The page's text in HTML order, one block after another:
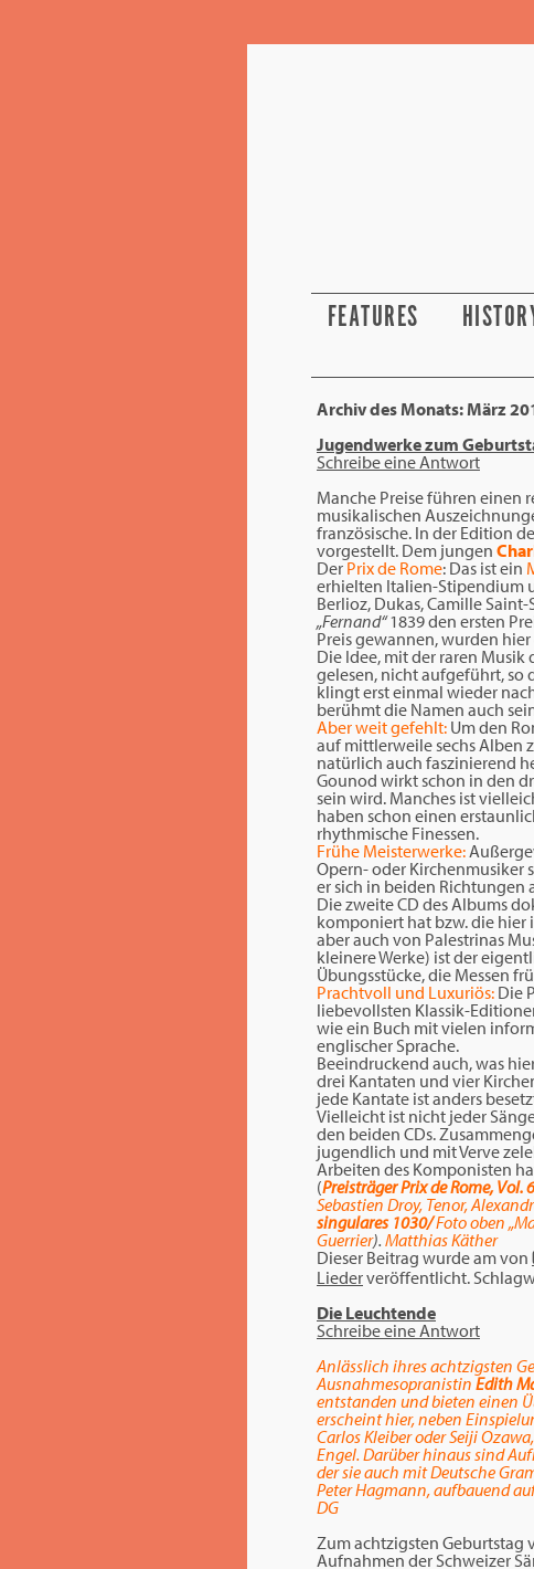
FEATURES
Archiv des Monats:März
Jugendwerke zum
Schreibe eine Antwort
Manche Preise führen einen
musikalischen
französische. In der Edition
vorgestellt. Dem jungen
Der Prix de Rome: Das ist ein
erhielten Italien-Stipendium
Berlioz, Dukas, Camille
„Fernand“1839 den ersten
Preis gewannen, wurden
Die Idee, mit der raren
gelesen, nicht aufgeführt, so
klingt erst einmal wieder
berühmt die Namen auch
Aber weit gefehlt: Um den
auf mittlerweile sechs Alben
natürlich auch faszinierend
Gounod wirkt schon in den
sein wird. Manches ist
haben schon einen
rhythmische Finessen.
Frühe Meisterwerke:
Opern- oder Kirchenmusiker
er sich in beiden Richtungen
Die zweite CD des Albums
komponiert hat bzw. die hier
aber auch von Palestrinas
kleinere Werke) ist der
Übungsstücke, die Messen
Prachtvoll und Luxuriös: Die
liebevollsten Klassik-
wie ein Buch mit vielen
englischer Sprache.
Beeindruckend auch, was
drei Kantaten und vier
jede Kantate ist anders
Vielleicht ist nicht jeder
den beiden CDs.
jugendlich und mit Verve
Arbeiten des Komponisten
(Preisträger Prix de Rome, Vol.
Sebastien Droy, Tenor,
singulares 1030/Foto oben
Guerrier). Matthias Käther
Dieser Beitrag wurde amvon
Liederveröffentlicht.
Die Leuchtende
Schreibe eine Antwort
Anlässlich ihres achtzigsten
Ausnahmesopranistin Edith
entstanden und bieten einen
erscheint hier, neben
Carlos Kleiber oder Seiji
Engel. Darüber hinaus sind
der sie auch mit Deutsche
Peter Hagmann, aufbauend
DG
Zum achtzigsten Geburtstag
Aufnahmen der Schweizer